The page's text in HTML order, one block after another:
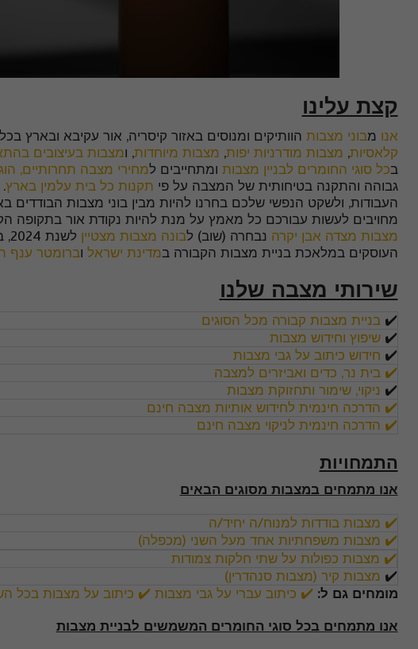
קצת עלינו
אנו מבוני מצבות הוותיקים ומנוסים באזור קיסריה, אור עקיבא ובארץ
קלאסיות, מצבות מודרניות יפות, מצבות מיוחדות, ומצבות בעיצובים
בכל סוגי החומרים לבניין מצבות ומתחייבים למחירי מצבה תחרותיים,
גבוהה והתקנה בטיחותית של המצבה על פי תקנות כל בית עלמין בארץ
העבודות, ולשקט הנפשי שלכם בחרנו להיות מבין בוני מצבות
מחויבים לעשות עבורכם כל מאמץ על מנת להיות נקודת אור בתקופה
מצבות מצדה אבן יקרה נבחרה (שוב) לבונה מצבות מצטיין לשנת 2024, ב
העוסקים במלאכת בניית מצבות הקבורה במדינת ישראל וברומטר ענף
שירותי מצבה שלנו
✔️בניית מצבות קבורה מכל הסוגים
✔️שיפוץ וחידוש מצבות
✔️ חידוש כיתוב על גבי מצבות
✔️ בית נר, כדים ואביזרים למצבה
✔️ ניקוי, שימור ותחזוקת מצבות
✔️ הדרכה חינמית לחידוש אותיות מצבה חינם
✔️ הדרכה חינמית לניקוי מצבה חינם
התמחויות
אנו מתמחים במצבות מסוגים הבאים
✔️ מצבות בודדות למנוח/ה יחיד/ה
✔️ מצבות משפחתיות אחד מעל השני (מכפלה)
✔️ מצבות כפולות על שתי חלקות צמודות
✔️ מצבות קיר (מצבות סנהדרין)
מומחים גם ל: ✔️ כיתוב עברי על גבי מצבות ✔️ כיתוב על מצבות בכל
אנו מתמחים בכל סוגי החומרים המשמשים לבניית מצבות